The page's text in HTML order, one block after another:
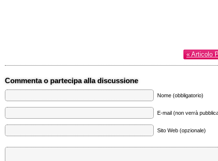
« Articolo
Commenta o partecipa alla discussione
Nome (obbligatorio)
E-mail (non verrà
Sito Web (opzionale)